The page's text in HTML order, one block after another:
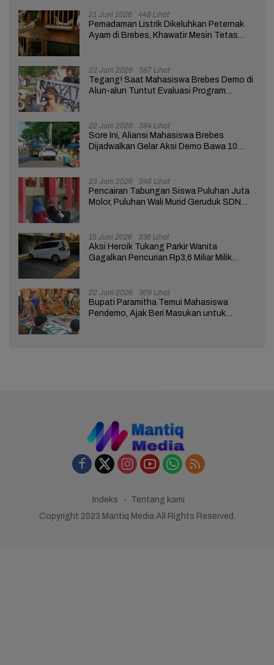
21 Juni 2026 448 Lihat
Pemadaman Listrik Dikeluhkan Peternak
Ayam di Brebes, Khawatir Mesin Tetas
22 Juni 2026 387 Lihat
Tegang! Saat Mahasiswa Brebes Demo di
Alun-alun Tuntut Evaluasi Program
22 Juni 2026 384 Lihat
Sore Ini, Aliansi Mahasiswa Brebes
Dijadwalkan Gelar Aksi Demo Bawa 10
23 Juni 2026 346 Lihat
Pencairan Tabungan Siswa Puluhan Juta
Molor, Puluhan Wali Murid Geruduk SDN
15 Juni 2026 336 Lihat
Aksi Heroik Tukang Parkir Wanita
Gagalkan Pencurian Rp3,6 Miliar Milik
22 Juni 2026 309 Lihat
Bupati Paramitha Temui Mahasiswa
Pendemo, Ajak Beri Masukan untuk
Indeks
Tentang kami
Copyright 2023 Mantiq Media All Rights Reserved.